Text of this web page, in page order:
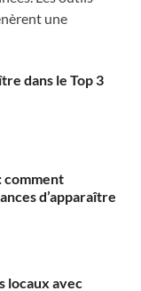
une
dans le Top 3
comment
d’apparaître
locaux avec